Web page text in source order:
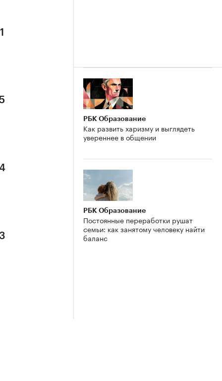
РБК Образование
Как развить харизму и выглядеть
увереннее в общении
РБК Образование
Постоянные переработки рушат
семьи: как занятому человеку найти
баланс